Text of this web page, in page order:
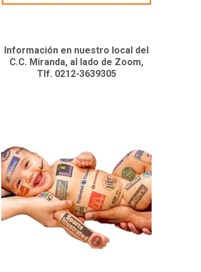
Información en nuestro local del
C.C. Miranda, al lado de Zoom,
Tlf. 0212-3639305